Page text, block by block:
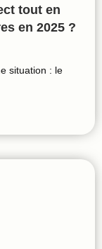
tout en
en 2025 ?
situation : le